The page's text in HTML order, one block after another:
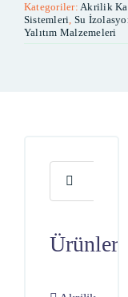
Kategoriler:Akrilik
Sistemleri, Su
Yalıtım Malzemeleri